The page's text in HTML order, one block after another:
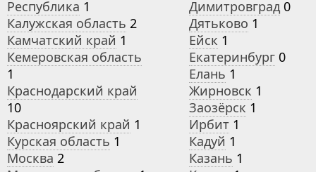
Республика 1
Калужская область 2
Камчатский край 1
Кемеровская область
1
Краснодарский край
10
Красноярский край 1
Курская область 1
Москва 2
Димитровград 0
Дятьково 1
Ейск 1
Екатеринбург 0
Елань 1
Жирновск 1
Заозёрск 1
Ирбит 1
Кадуй 1
Казань 1